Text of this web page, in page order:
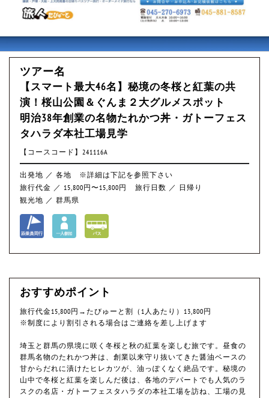
ツアー名
【スマート最大46名】秘境の冬桜と紅葉の共
演！桜山公園＆ぐんま２大グルメスポット
明治38年創業の名物たれかつ丼・ガトーフェス
タハラダ本社工場見学
【コースコード】241116A
出発地 ／ 各地 ※詳細は下記を参照下さい
旅行代金 ／ 15,800円〜15,800円
旅行日数 ／ 日帰り
観光地 ／ 群馬県
おすすめポイント
旅行代金15,800円→たびゅーと割（1人あたり）13,800円
※制度により割引される場合はご連絡を差し上げます
埼玉と群馬の県境に咲く冬桜と秋の紅葉を楽しむ旅です。昼食の
群馬名物のたれかつ丼は、創業以来守り抜いてきた醤油ベースの
甘からだれに漬けたヒレカツが、油っぽくなく絶品です。秘境の
山中で冬桜と紅葉を楽しんだ後は、各地のデパートでも人気のラ
スクの名店・ガトーフェスタハラダの本社工場を訪ね、工場の見